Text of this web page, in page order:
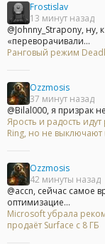
Frostislav
13 минут назад
@Johnny_Strapony, ну,
«переворачивали...
Ранговый режим
Ozzmosis
37 минут назад
@Bilal000, я призрак
Ярость и радость
Ring, но не выключают
Ozzmosis
42 минуты назад
@accn, сейчас самое
оптимизацие...
Microsoft убрала
продаёт Surface с 8 ГБ